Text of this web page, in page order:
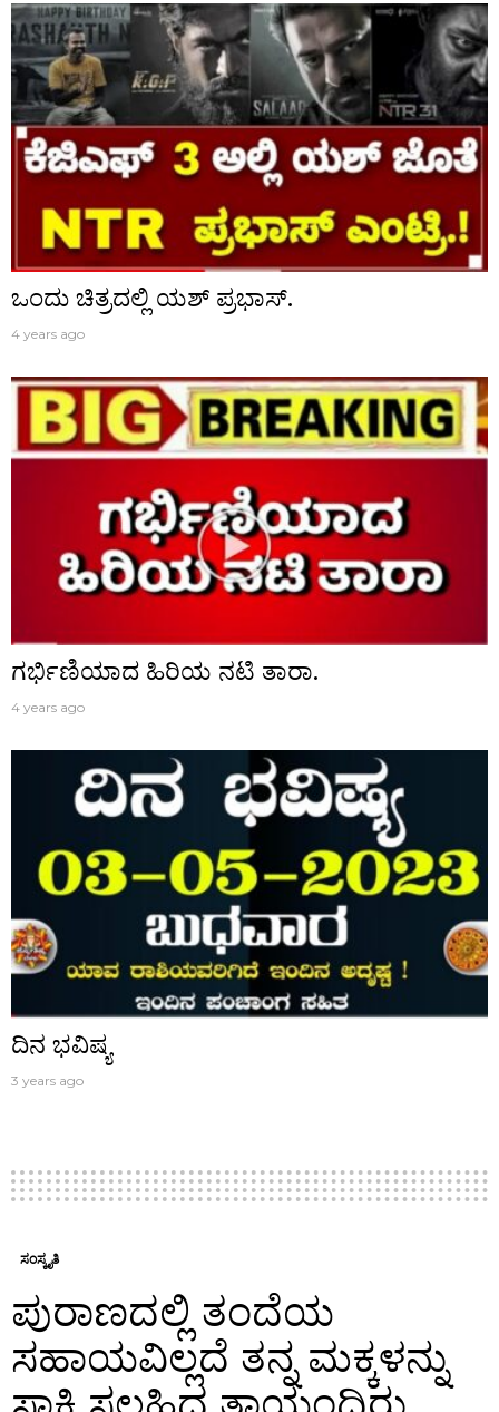
ಒಂದು ಚಿತ್ರದಲ್ಲಿ ಯಶ್ ಪ್ರಭಾಸ್.
4 years ago
ಗರ್ಭಿಣಿಯಾದ ಹಿರಿಯ ನಟಿ ತಾರಾ.
4 years ago
ದಿನ ಭವಿಷ್ಯ
3 years ago
ಸಂಸ್ಕೃತಿ
ಪುರಾಣದಲ್ಲಿ ತಂದೆಯ
ಸಹಾಯವಿಲ್ಲದೆ ತನ್ನ ಮಕ್ಕಳನ್ನು